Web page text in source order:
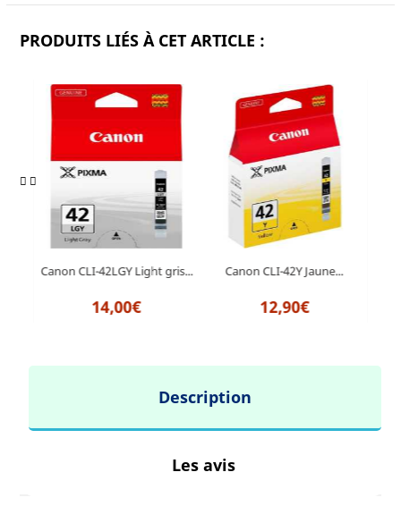
PRODUITS LIÉS À CET ARTICLE :
Canon CLI-42LGY Light gris...
14,00€
Canon CLI-42Y Jaune...
12,90€
Description
Les avis